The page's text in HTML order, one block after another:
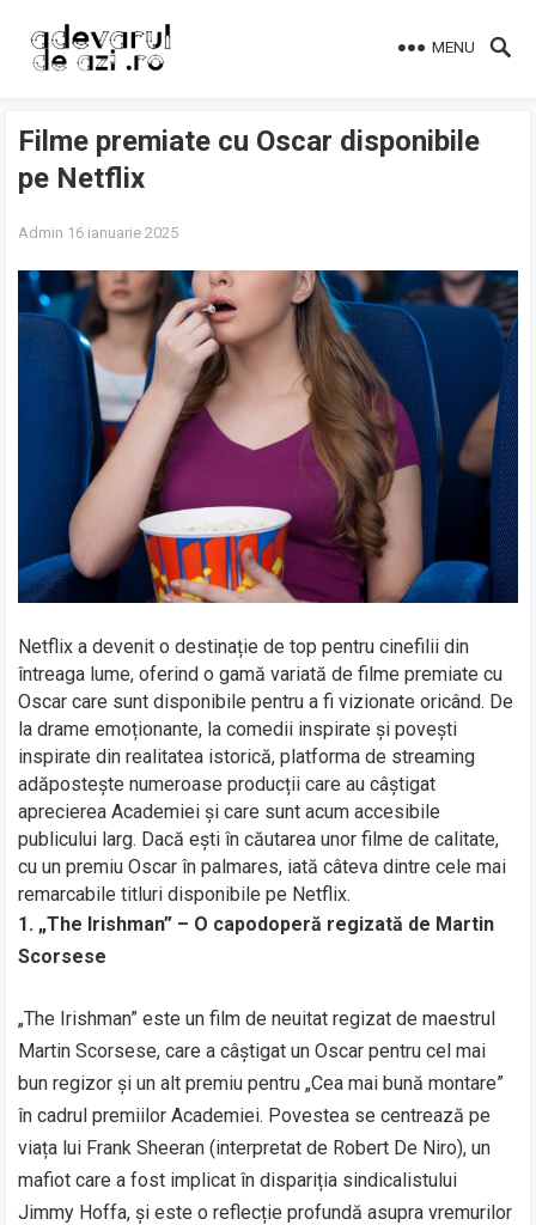
MENU
Filme premiate cu Oscar disponibile
pe Netflix
Admin 16 ianuarie 2025
Netflix a devenit o destinație de top pentru cinefilii din
întreaga lume, oferind o gamă variată de filme premiate cu
Oscar care sunt disponibile pentru a fi vizionate oricând. De
la drame emoționante, la comedii inspirate și povești
inspirate din realitatea istorică, platforma de streaming
adăpostește numeroase producții care au câștigat
aprecierea Academiei și care sunt acum accesibile
publicului larg. Dacă ești în căutarea unor filme de calitate,
cu un premiu Oscar în palmares, iată câteva dintre cele mai
remarcabile titluri disponibile pe Netflix.
1. „The Irishman” – O capodoperă regizată de Martin
Scorsese
„The Irishman” este un film de neuitat regizat de maestrul
Martin Scorsese, care a câștigat un Oscar pentru cel mai
bun regizor și un alt premiu pentru „Cea mai bună montare”
în cadrul premiilor Academiei. Povestea se centrează pe
viața lui Frank Sheeran (interpretat de Robert De Niro), un
mafiot care a fost implicat în dispariția sindicalistului
Jimmy Hoffa, și este o reflecție profundă asupra vremurilor